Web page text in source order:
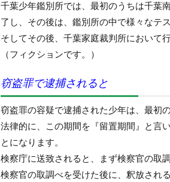
千葉少年鑑別所では、最初のうちは千葉
了し、その後は、鑑別所の中で様々なテ
そしてその後、千葉家庭裁判所において
（フィクションです。）
窃盗罪で逮捕されると
窃盗罪の容疑で逮捕された少年は、最初
法律的に、この期間を『留置期間』と言
とになります。
検察庁に送致されると、まず検察官の取
検察官の取調べを受けた後に、釈放され